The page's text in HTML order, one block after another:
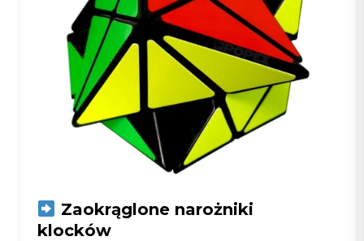
Zaokrąglone narożniki
klocków